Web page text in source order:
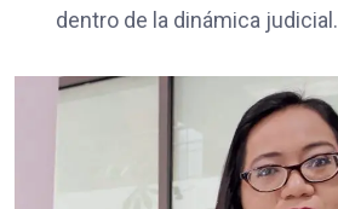
dentro de la dinámica judicial.